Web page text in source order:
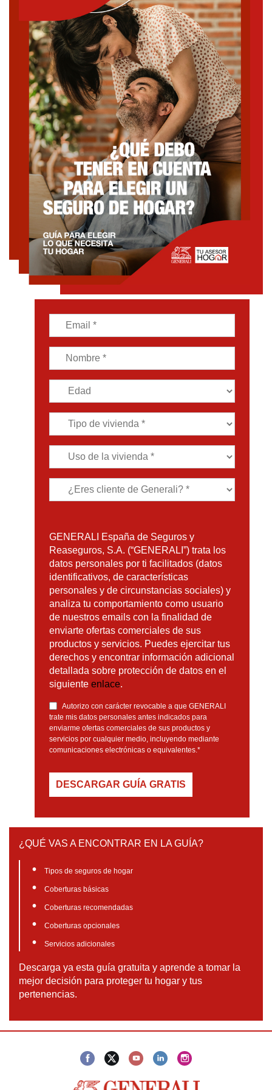
GENERALI España de Seguros y
Reaseguros, S.A. (“GENERALI”) trata los
datos personales por ti facilitados (datos
identificativos, de características
personales y de circunstancias sociales) y
analiza tu comportamiento como usuario
de nuestros emails con la finalidad de
enviarte ofertas comerciales de sus
productos y servicios. Puedes ejercitar tus
derechos y encontrar información adicional
detallada sobre protección de datos en el
siguiente enlace.
Autorizo con carácter revocable a que GENERALI
trate mis datos personales antes indicados para
enviarme ofertas comerciales de sus productos y
servicios por cualquier medio, incluyendo mediante
comunicaciones electrónicas o equivalentes.*
DESCARGAR GUÍA GRATIS
¿QUÉ VAS A ENCONTRAR EN LA GUÍA?
Tipos de seguros de hogar
Coberturas básicas
Coberturas recomendadas
Coberturas opcionales
Servicios adicionales
Descarga ya esta guía gratuita y aprende a tomar la
mejor decisión para proteger tu hogar y tus
pertenencias.
Facebook YoutubeLinkedInInstagram